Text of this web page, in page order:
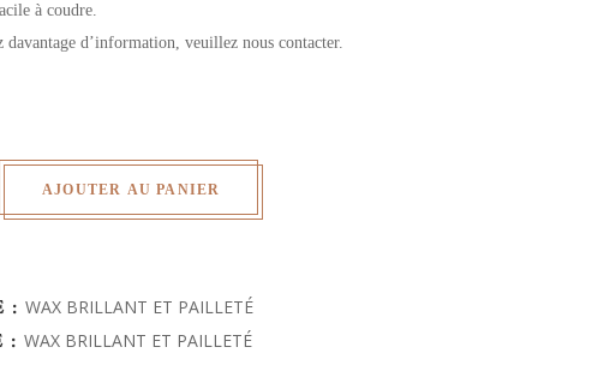
à coudre.
davantage d’information, veuillez nous contacter.
AJOUTER AU PANIER
:WAX BRILLANT ET PAILLETÉ
:WAX BRILLANT ET PAILLETÉ